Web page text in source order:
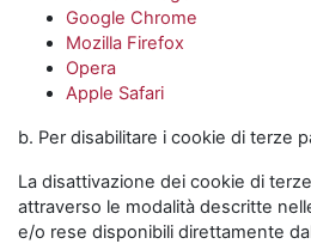
Google Chrome
Mozilla Firefox
Opera
Apple Safari
b. Per disabilitare i cookie di terze
La disattivazione dei cookie di
attraverso le modalità descritte
e/o rese disponibili direttamente